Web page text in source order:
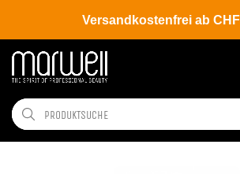
Versandkostenfrei ab
Shop Brands Moroccanoil Scalp